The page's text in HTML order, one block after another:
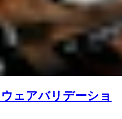
ェアバリデーショ